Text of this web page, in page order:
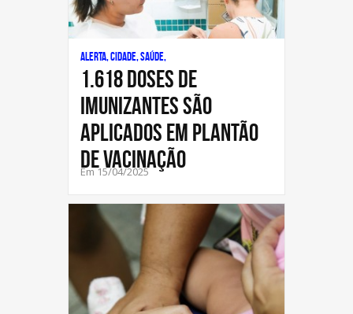
Alerta, Cidade, Saúde,
1.618 DOSES DE
IMUNIZANTES SÃO
APLICADOS EM PLANTÃO
DE VACINAÇÃO
Em 15/04/2025